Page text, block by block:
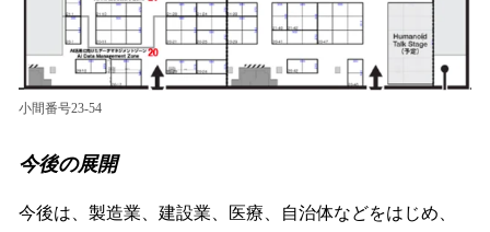
小間番号23-54
今後の展開
今後は、製造業、建設業、医療、自治体などをはじめ、